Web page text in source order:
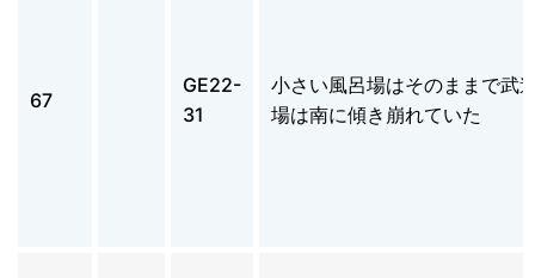
67
GE22-
31
小さい風呂場はそのままで武
場は南に傾き崩れていた